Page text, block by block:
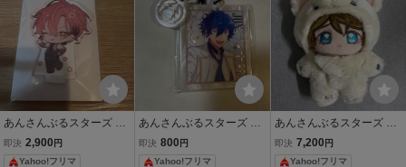
あんさんぶるスターズ あ
んスタ アニカフェ アクリ
ルスタンド 久遠舞珠
即決 2,900 円
Yahoo!フリマ
あんさんぶるスターズ あ
んスタ 漣ジュン アクリル
キーホルダー
即決 800 円
Yahoo!フリマ
あんさんぶるスターズ 一
緒に暮らすぬい いつぬい
ぬいぐるみ 高峯翠
即決 7,200 円
Yahoo!フリマ